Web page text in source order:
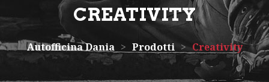
CREATIVITY
Autofficina Dania > Prodotti > Creativity